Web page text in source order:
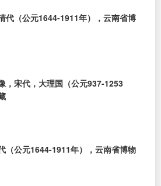
代（公元1644-1911年），云南省博
，宋代，大理国（公元937-1253
（公元1644-1911年），云南省博物